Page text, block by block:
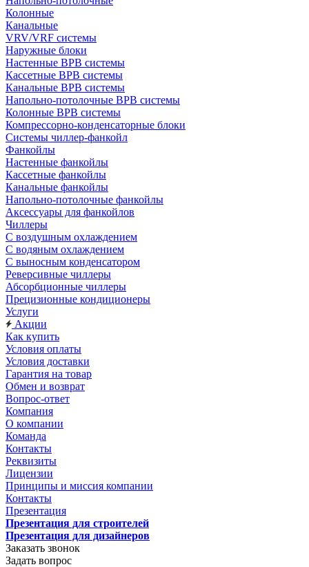
Колонные
Канальные
VRV/VRF системы
Наружные блоки
Настенные ВРВ системы
Кассетные ВРВ системы
Канальные ВРВ системы
Напольно-потолочные ВРВ системы
Колонные ВРВ системы
Компрессорно-конденсаторные блоки
Системы чиллер-фанкойл
Фанкойлы
Настенные фанкойлы
Кассетные фанкойлы
Канальные фанкойлы
Напольно-потолочные фанкойлы
Аксессуары для фанкойлов
Чиллеры
С воздушным охлаждением
С водяным охлаждением
С выносным конденсатором
Реверсивные чиллеры
Абсорбционные чиллеры
Прецизионные кондиционеры
Услуги
Акции
Как купить
Условия оплаты
Условия доставки
Гарантия на товар
Обмен и возврат
Вопрос-ответ
Компания
О компании
Команда
Контакты
Реквизиты
Лицензии
Принципы и миссия компании
Контакты
Презентация
Презентация для строителей
Презентация для дизайнеров
Заказать звонок
Задать вопрос